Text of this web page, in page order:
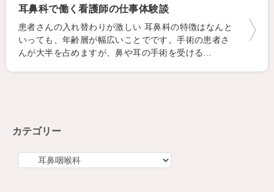
耳鼻科で働く看護師の仕事体験談
患者さんの入れ替わりが激しい 耳鼻科の特徴はなんと
いっても、年齢層が幅広いことでです。手術の患者さ
んが大半を占めますが、鼻や耳の手術を受ける...
カテゴリー